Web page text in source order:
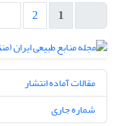
1
2
مقالات آماده انتشار
شماره جاری